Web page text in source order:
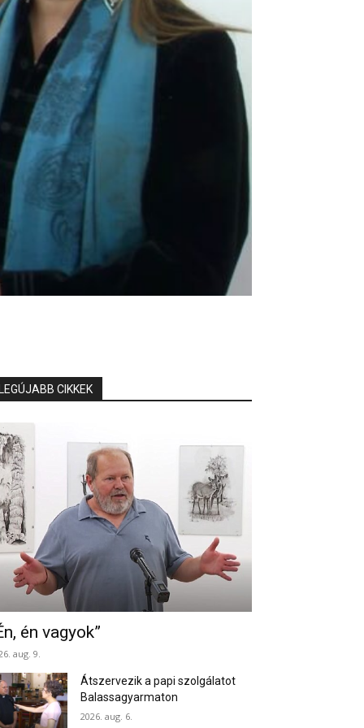
CIKKEK
én vagyok”
aug. 9.
Átszervezik a papi szolgálatot
Balassagyarmaton
2026. aug. 6.